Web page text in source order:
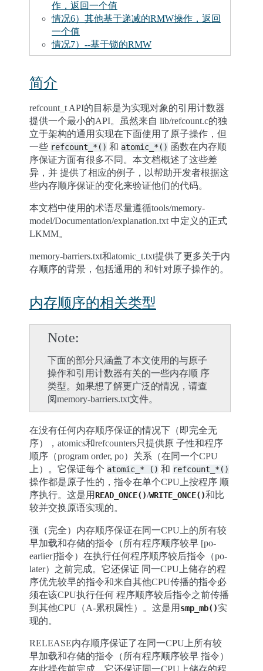
作，返回一个值
情况6）其他基于递减的RMW操作，返回
一个值
情况7）--基于锁的RMW
简介
refcount_t API的目标是为实现对象的引用计数器
提供一个最小的API。虽然来自 lib/refcount.c的独
立于架构的通用实现在下面使用了原子操作，但
一些 refcount_*() 和 atomic_*() 函数在内存顺
序保证方面有很多不同。本文档概述了这些差
异，并 提供了相应的例子，以帮助开发者根据这
些内存顺序保证的变化来验证他们的代码。
本文档中使用的术语尽量遵循tools/memory-
model/Documentation/explanation.txt 中定义的正式
LKMM。
memory-barriers.txt和atomic_t.txt提供了更多关于内
存顺序的背景，包括通用的 和针对原子操作的。
内存顺序的相关类型
Note
下面的部分只涵盖了本文使用的与原子
操作和引用计数器有关的一些内存顺 序
类型。如果想了解更广泛的情况，请查
阅memory-barriers.txt文件。
在没有任何内存顺序保证的情况下（即完全无
序），atomics和refcounters只提供原 子性和程序
顺序（program order, po）关系（在同一个CPU
上）。它保证每个 atomic_* () 和 refcount_*()
操作都是原子性的，指令在单个CPU上按程序 顺
序执行。这是用 READ_ONCE()/WRITE_ONCE()和比
较并交换原语实现的。
强（完全）内存顺序保证在同一CPU上的所有较
早加载和存储的指令（所有程序顺序较早 [po-
earlier]指令）在执行任何程序顺序较后指令（po-
later）之前完成。它还保证 同一CPU上储存的程
序优先较早的指令和来自其他CPU传播的指令必
须在该CPU执行任何 程序顺序较后指令之前传播
到其他CPU（A-累积属性）。这是用 smp_mb()实
现的。
RELEASE内存顺序保证了在同一CPU上所有较
早加载和存储的指令（所有程序顺序较早 指令）
在此操作前完成。它还保证同一CPU上储存的程